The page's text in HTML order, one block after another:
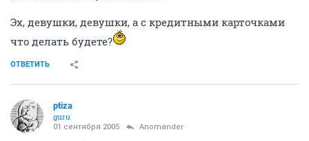
Эх, девушки, девушки, а с кредитными карточками
что делать будете?
ОТВЕТИТЬ
ptiza
guru
01 сентября 2005 Anomander